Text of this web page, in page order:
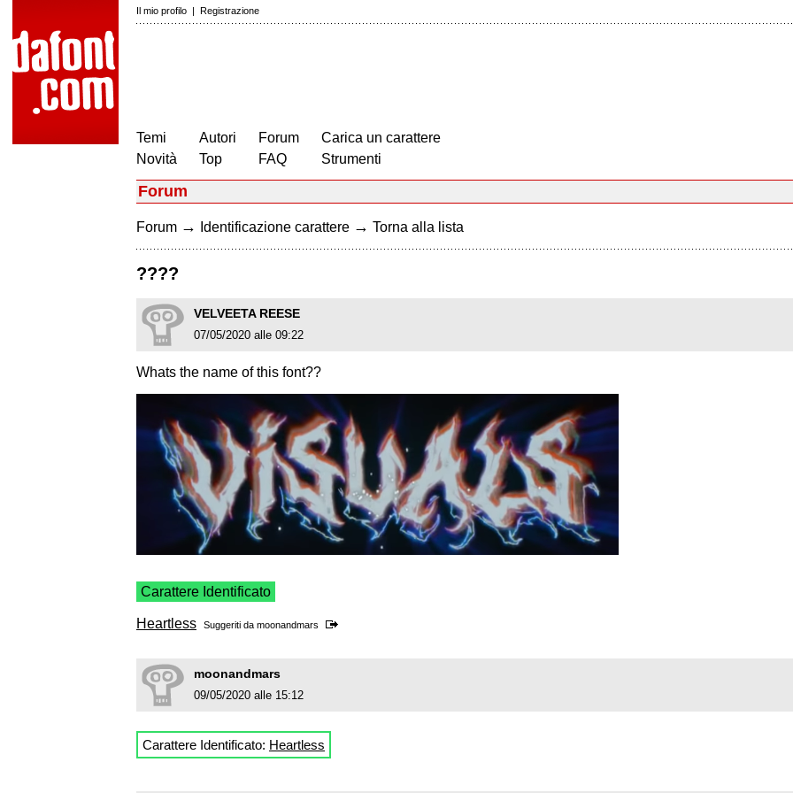
Il mio profilo | Registrazione
Temi
Novità
Autori
Top
Forum
FAQ
Carica un carattere
Strumenti
Forum
Forum → Identificazione carattere → Torna alla lista
????
VELVEETA REESE
07/05/2020 alle 09:22
Whats the name of this font??
Carattere Identificato
Heartless Suggeriti da moonandmars
moonandmars
09/05/2020 alle 15:12
Carattere Identificato: Heartless